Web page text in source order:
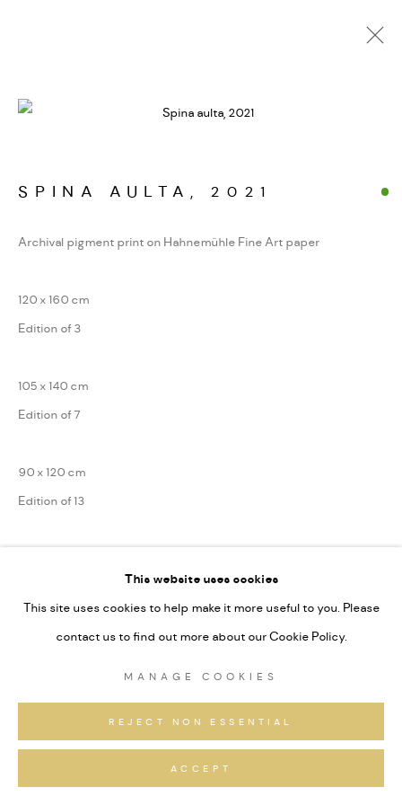
FOTOGRAFIEN. JENSEITS
KONZENTRIERTER WAHRNEHMUNG
COPYRIGHT GAUDENZ DANUSER
SITE BY ARTLOGIC
This website uses cookies
This site uses cookies to help make it more useful to you. Please
contact us to find out more about our Cookie Policy.
MANAGE COOKIES
REJECT NON ESSENTIAL
ACCEPT
SPINA AULTA , 2021
Archival pigment print on Hahnemühle Fine Art paper
120 x 160 cm
Edition of 3
105 x 140 cm
Edition of 7
90 x 120 cm
Edition of 13
Series:Alpine Fragmente
Signiert und nummeriert
ANFRAGEN
TEILEN